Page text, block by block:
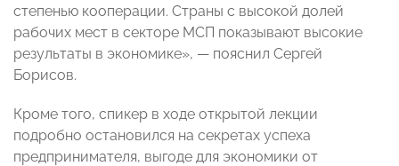
степенью кооперации. Страны с высокой долей
рабочих мест в секторе МСП показывают высокие
результаты в экономике», — пояснил Сергей
Борисов.
Кроме того, спикер в ходе открытой лекции
подробно остановился на секретах успеха
предпринимателя, выгоде для экономики от